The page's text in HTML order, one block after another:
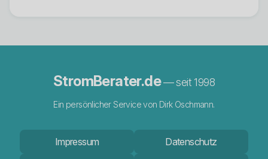
StromBerater.de— seit 1998
Ein persönlicher Service von Dirk Oschmann.
Impressum
Datenschutz